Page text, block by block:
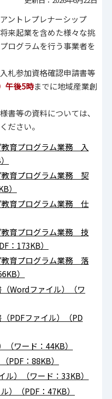
ントレプレナーシップ
来起業を含めた様々な挑
ログラムを行う事業者を
札参加資格確認申請書等
午後5時までに地域産業創
書等の資料については、
ださい。
教育プログラム業務 入
教育プログラム業務 契
）
教育プログラム業務 仕
教育プログラム業務 技
：173KB）
教育プログラム業務 落
）
Wordファイル）（ワ
PDFファイル）（PD
ワード：44KB）
PDF：88KB）
）（ワード：33KB）
）（PDF：47KB）